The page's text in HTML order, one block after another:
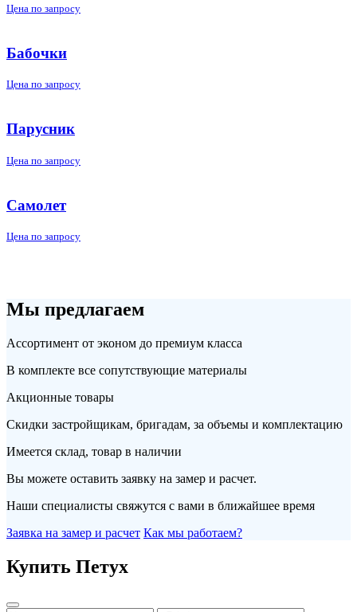
Цена по запросу
Бабочки
Цена по запросу
Парусник
Цена по запросу
Самолет
Цена по запросу
Мы предлагаем
Ассортимент от эконом до премиум класса
В комплекте все сопутствующие материалы
Акционные товары
Скидки застройщикам, бригадам, за объемы и комплектацию
Имеется склад, товар в наличии
Вы можете оставить заявку на замер и расчет.
Наши специалисты свяжутся с вами в ближайшее время
Заявка на замер и расчет Как мы работаем?
Купить Петух